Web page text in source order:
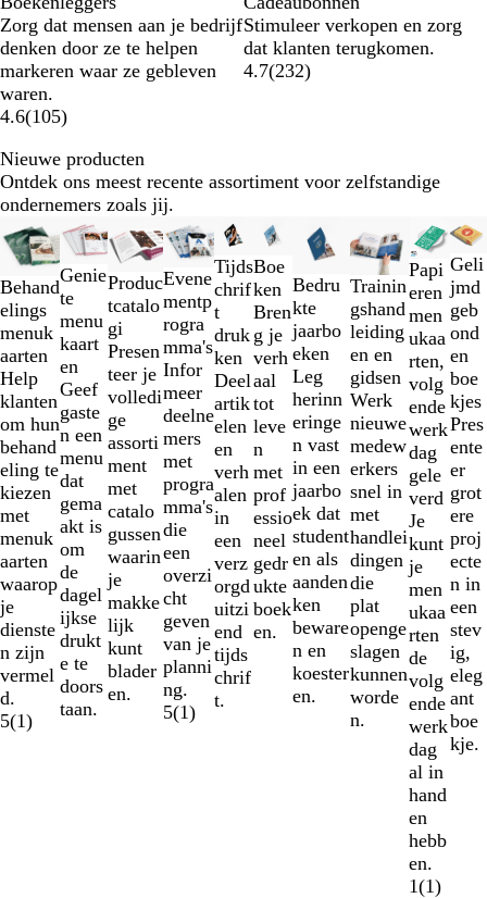
Zorg dat mensen aan je bedrijf
denken door ze te helpen
markeren waar ze gebleven
waren.
4.6(105)
Stimuleer verkopen en zorg
dat klanten terugkomen.
4.7(232)
Nieuwe producten
Ontdek ons meest recente assortiment voor zelfstandige
ondernemers zoals jij.
Nieuw
Behand
elings
menuk
aarten
Help
klanten
om hun
behand
eling te
kiezen
met
menuk
aarten
waarop
je
dienste
n zijn
vermel
d.
5(1)
Nieuw
Genie
te
menu
kaart
en
Geef
gaste
n een
menu
dat
gema
akt is
om
de
dagel
ijkse
drukt
e te
doors
taan.
Produc
tcatalo
gi
Presen
teer je
volledi
ge
assorti
ment
met
catalo
gussen
waarin
je
makke
lijk
kunt
blader
en.
Evene
mentp
rogra
mma's
Infor
meer
deelne
mers
met
progra
mma's
die
een
overzi
cht
geven
van je
planni
ng.
5(1)
Tijds
chrif
t
druk
ken
Deel
artik
elen
en
verh
alen
in
een
verz
orgd
uitzi
end
tijds
chrif
t.
Boe
ken
Bren
g je
verh
aal
tot
leve
n
met
prof
essio
neel
gedr
ukte
boek
en.
Nieuw
Bedru
kte
jaarbo
eken
Leg
herinn
eringe
n vast
in een
jaarbo
ek dat
student
en als
aanden
ken
beware
n en
koester
en.
Trainin
gshand
leiding
en en
gidsen
Werk
nieuwe
medew
erkers
snel in
met
handlei
dingen
die
plat
openge
slagen
kunnen
worde
n.
Nieuw
Papi
eren
men
ukaa
rten,
volg
ende
werk
dag
gele
verd
Je
kunt
je
men
ukaa
rten
de
volg
ende
werk
dag
al in
hand
en
hebb
en.
1(1)
Geli
jmd
geb
ond
en
boe
kjes
Pres
ente
er
grot
ere
proj
ecte
n in
een
stev
ig,
eleg
ant
boe
kje.
Dia's
1
t/m
2
van
10